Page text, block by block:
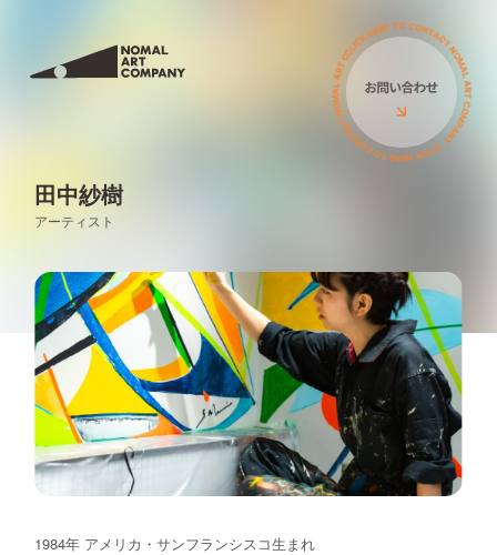
壁画広告
アートイベント
ワークショップ
導入費用について
お客様の声
ニュース
PRニュース
イベント
イベント
導入費用について
お問い合わせ
田中紗樹
アーティスト
1984年 アメリカ・サンフランシスコ生まれ